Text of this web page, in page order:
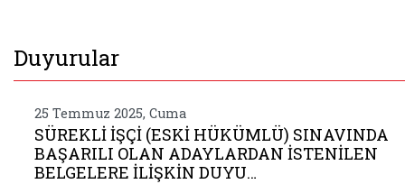
Duyurular
25 Temmuz 2025, Cuma
SÜREKLİ İŞÇİ (ESKİ HÜKÜMLÜ) SINAVINDA
BAŞARILI OLAN ADAYLARDAN İSTENİLEN
BELGELERE İLİŞKİN DUYU…